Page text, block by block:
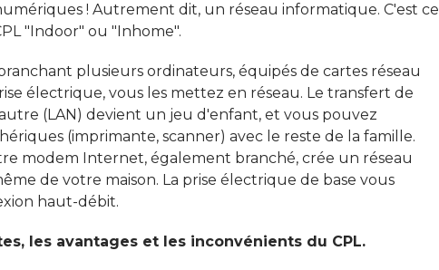
! Autrement dit, un réseau informatique. C'est ce
"Indoor" ou "Inhome".
plusieurs ordinateurs, équipés de cartes réseau
électrique, vous les mettez en réseau. Le transfert de
(LAN) devient un jeu d'enfant, et vous pouvez
(imprimante, scanner) avec le reste de la famille.
modem Internet, également branché, crée un réseau
de votre maison. La prise électrique de base vous
haut-débit.
les avantages et les inconvénients du CPL.